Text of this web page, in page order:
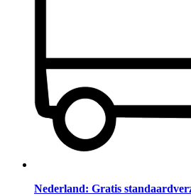
Nederland: Gratis